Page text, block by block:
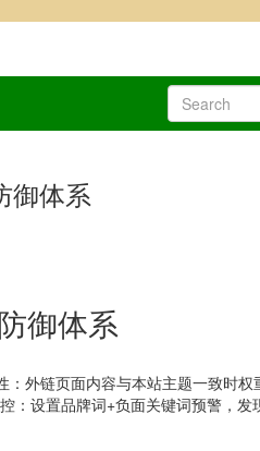
御体系
御体系
外链页面内容与本站主题一致时
：设置品牌词+负面关键词预警，发